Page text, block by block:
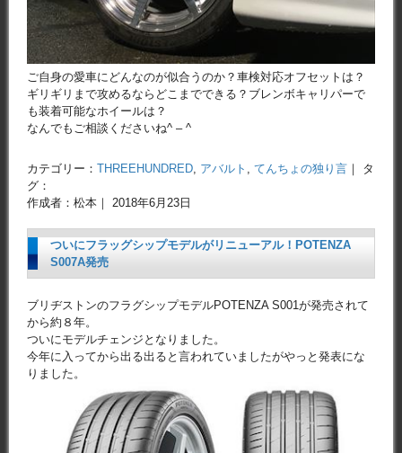
ご自身の愛車にどんなのが似合うのか？車検対応オフセットは？
ギリギリまで攻めるならどこまでできる？ブレンボキャリパーで
も装着可能なホイールは？
なんでもご相談くださいね^ – ^
カテゴリー： THREEHUNDRED アバルト てんちょの独り言 ｜ タ
グ：
作成者：松本｜ 2018年6月23日
ついにフラッグシップモデルがリニューアル！POTENZA
S007A発売
ブリヂストンのフラグシップモデルPOTENZA S001が発売されて
から約８年。
ついにモデルチェンジとなりました。
今年に入ってから出る出ると言われていましたがやっと発表にな
りました。